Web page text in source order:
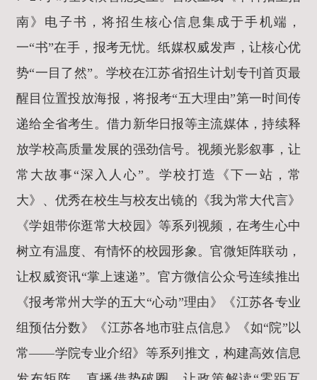
南》电子书，将招生核心信息集成于手机端，
一“书”在手，报考无忧。纸媒权威发声，让核心优
势“一目了然”。学校在江苏省招生计划专刊首页最
醒目位置投放海报，将报考“五大理由”第一时间传
递给全省考生。借力新华日报等主流媒体，持续释
放学校高质量发展的强劲信号。视频光影叙事，让
常大故事“深入人心”。学校打造《下一站，常
大》、优秀在校生与校友出镜的《我为常大代言》
《学姐带你逛常大校园》等系列视频，在考生心中
树立有温度、有情怀的校园形象。官微矩阵联动，
让权威资讯“掌上速递”。官方微信公众号连续推出
《报考常州大学的五大“心动”理由》《江苏各专业
组预估分数》《江苏各地市驻点信息》《如“院”以
常——学院专业介绍》等系列推文，构建高效信息